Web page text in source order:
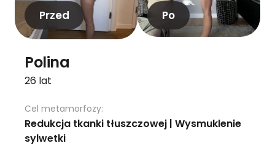
Przed Po
Polina
26 lat
Cel metamorfozy:
Redukcja tkanki tłuszczowej | Wysmuklenie
sylwetki